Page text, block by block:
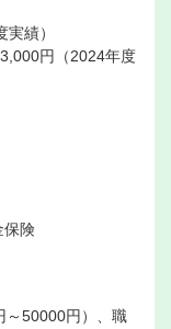
績）
円（2024年度
保険
～50000円）、職